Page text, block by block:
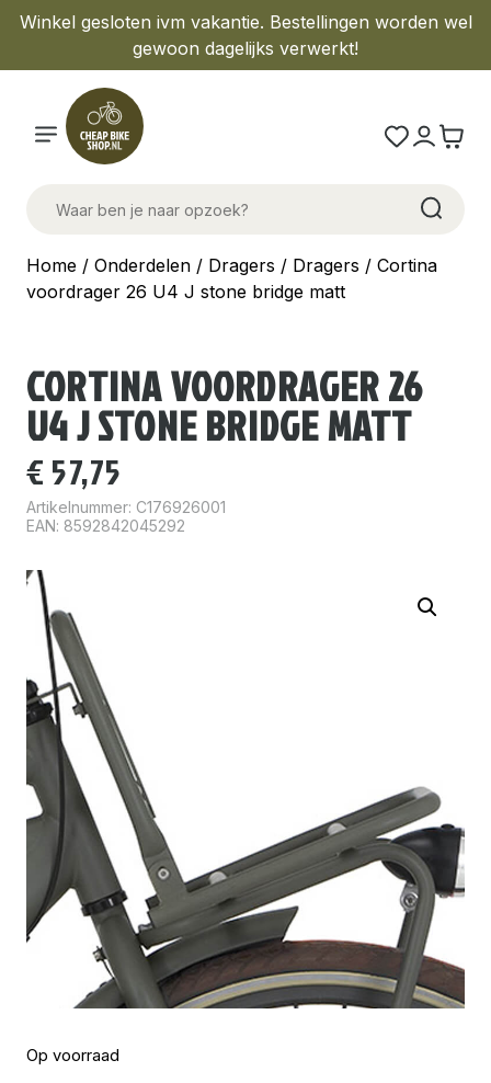
Winkel gesloten ivm vakantie. Bestellingen worden wel
gewoon dagelijks verwerkt!
Home / Onderdelen / Dragers / Dragers / Cortina
voordrager 26 U4 J stone bridge matt
CORTINA VOORDRAGER 26
U4 J STONE BRIDGE MATT
€ 57,75
Artikelnummer: C176926001
EAN: 8592842045292
Op voorraad